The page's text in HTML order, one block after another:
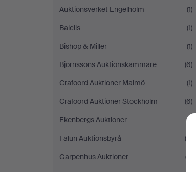
Auktionsverket Engelholm
(1)
Balclis
(1)
Bishop & Miller
(1)
Björnssons Auktionskammare
(6)
Crafoord Auktioner Malmö
(1)
Crafoord Auktioner Stockholm
(6)
Ekenbergs Auktioner
(1)
Falun Auktionsbyrå
(4)
Garpenhus Auktioner
(3)